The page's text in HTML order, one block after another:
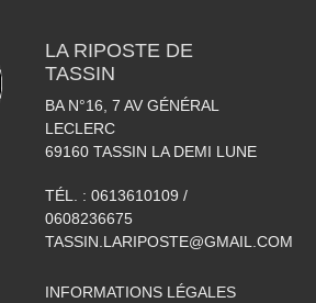
LA RIPOSTE DE
TASSIN
BA N°16, 7 AV GÉNÉRAL
LECLERC
69160 TASSIN LA DEMI LUNE
TÉL. : 0613610109 /
0608236675
TASSIN.LARIPOSTE@GMAIL.COM
INFORMATIONS LÉGALES